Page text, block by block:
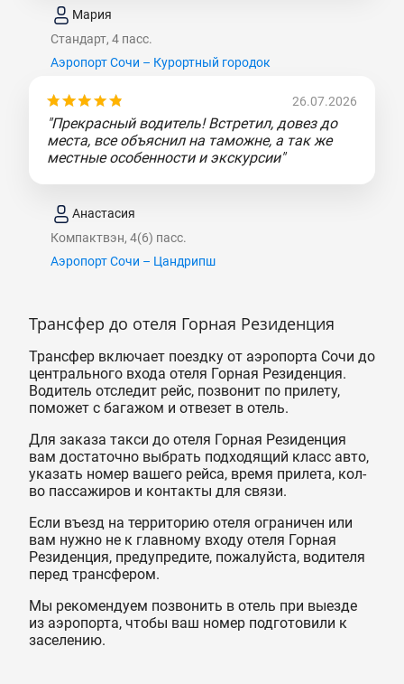
Мария
Стандарт, 4 пасс.
Аэропорт Сочи – Курортный городок
26.07.2026
"Прекрасный водитель! Встретил, довез до
места, все объяснил на таможне, а так же
местные особенности и экскурсии"
Анастасия
Компактвэн, 4(6) пасс.
Аэропорт Сочи – Цандрипш
Трансфер до отеля Горная Резиденция
Трансфер включает поездку от аэропорта Сочи до
центрального входа отеля Горная Резиденция.
Водитель отследит рейс, позвонит по прилету,
поможет с багажом и отвезет в отель.
Для заказа такси до отеля Горная Резиденция
вам достаточно выбрать подходящий класс авто,
указать номер вашего рейса, время прилета, кол-
во пассажиров и контакты для связи.
Если въезд на территорию отеля ограничен или
вам нужно не к главному входу отеля Горная
Резиденция, предупредите, пожалуйста, водителя
перед трансфером.
Мы рекомендуем позвонить в отель при выезде
из аэропорта, чтобы ваш номер подготовили к
заселению.